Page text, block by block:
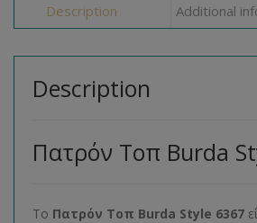
Description Additional
Description
Πατρόν Τοπ Burda
Το Πατρόν Τοπ Burda Style 6367